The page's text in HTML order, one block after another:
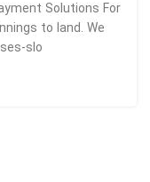
Solutions For
to land. We
slo...